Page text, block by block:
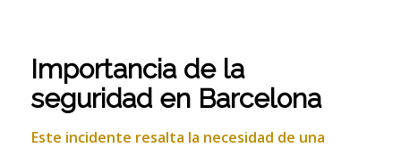
Importancia de la
seguridad en Barcelona
Este incidente resalta la necesidad de una